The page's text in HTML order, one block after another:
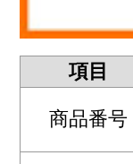
項目
商品番号